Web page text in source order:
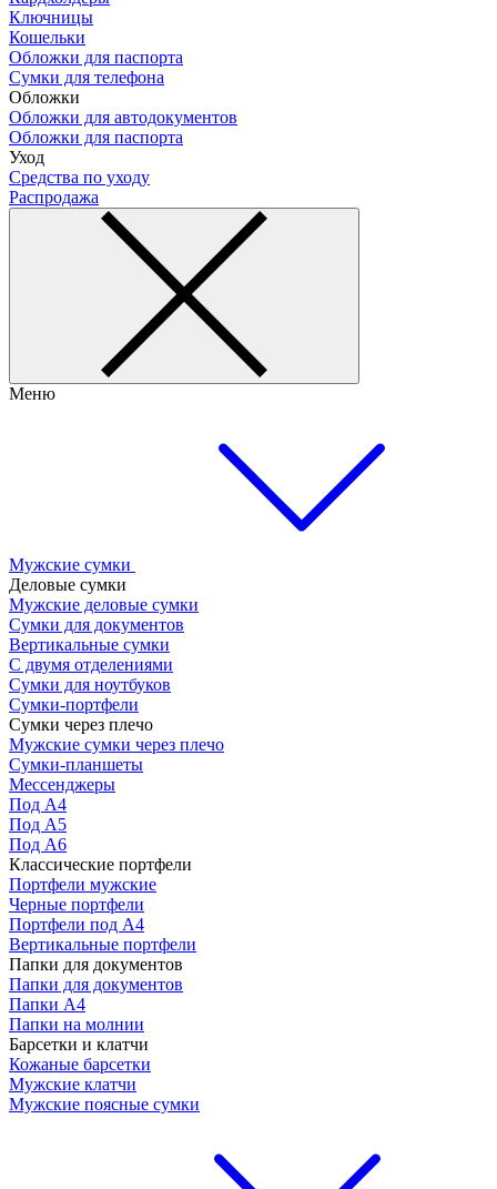
Ключницы
Кошельки
Обложки для паспорта
Сумки для телефона
Обложки
Обложки для автодокументов
Обложки для паспорта
Уход
Средства по уходу
Распродажа
Меню
Мужские сумки
Деловые сумки
Мужские деловые сумки
Сумки для документов
Вертикальные сумки
С двумя отделениями
Сумки для ноутбуков
Сумки-портфели
Сумки через плечо
Мужские сумки через плечо
Сумки-планшеты
Мессенджеры
Под А4
Под А5
Под А6
Классические портфели
Портфели мужские
Черные портфели
Портфели под А4
Вертикальные портфели
Папки для документов
Папки для документов
Папки А4
Папки на молнии
Барсетки и клатчи
Кожаные барсетки
Мужские клатчи
Мужские поясные сумки